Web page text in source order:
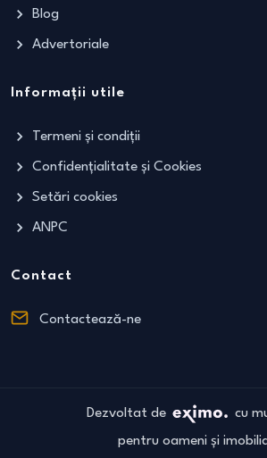
Blog
Advertoriale
Informații utile
Termeni și condiții
Confidențialitate și Cookies
Setări cookies
ANPC
Contact
Contactează-ne
Dezvoltat de
cu
pentru oameni și